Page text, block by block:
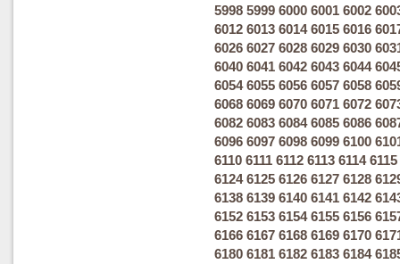
5998 5999 6000 6001 6002
6012 6013 6014 6015 6016
6026 6027 6028 6029 6030
6040 6041 6042 6043 6044
6054 6055 6056 6057 6058
6068 6069 6070 6071 6072
6082 6083 6084 6085 6086
6096 6097 6098 6099 6100
6110 6111 6112 6113 6114 6115
6124 6125 6126 6127 6128
6138 6139 6140 6141 6142
6152 6153 6154 6155 6156
6166 6167 6168 6169 6170
6180 6181 6182 6183 6184